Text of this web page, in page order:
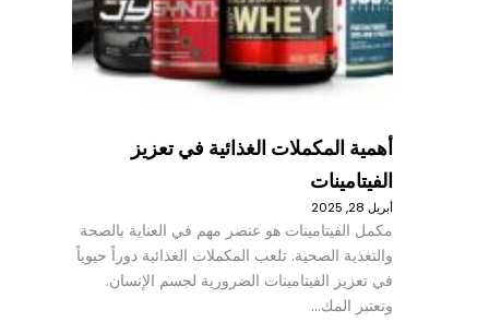
أهمية المكملات الغذائية في تعزيز
الفيتامينات
أبريل 28, 2025
مكمل الفيتامينات هو عنصر مهم في العناية بالصحة
والتغذية الصحية. تلعب المكملات الغذائية دوراً حيوياً
في تعزيز الفيتامينات الضرورية لجسم الإنسان.
وتعتبر المك…